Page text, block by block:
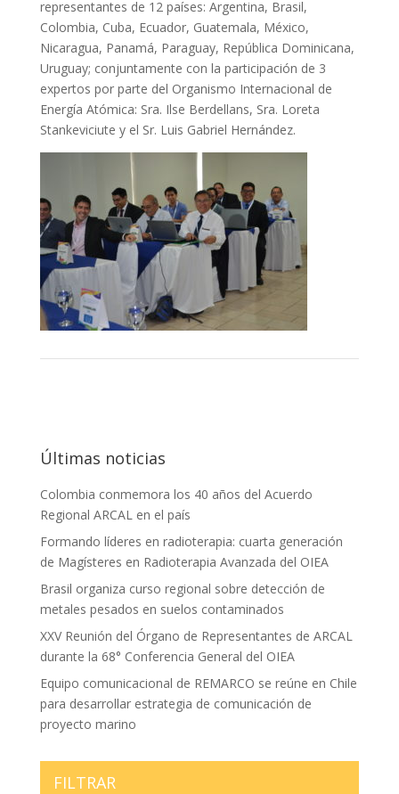
representantes de 12 países: Argentina, Brasil,
Colombia, Cuba, Ecuador, Guatemala, México,
Nicaragua, Panamá, Paraguay, República Dominicana,
Uruguay; conjuntamente con la participación de 3
expertos por parte del Organismo Internacional de
Energía Atómica: Sra. Ilse Berdellans, Sra. Loreta
Stankeviciute y el Sr. Luis Gabriel Hernández.
Últimas noticias
Colombia conmemora los 40 años del Acuerdo
Regional ARCAL en el país
Formando líderes en radioterapia: cuarta generación
de Magísteres en Radioterapia Avanzada del OIEA
Brasil organiza curso regional sobre detección de
metales pesados en suelos contaminados
XXV Reunión del Órgano de Representantes de ARCAL
durante la 68° Conferencia General del OIEA
Equipo comunicacional de REMARCO se reúne en Chile
para desarrollar estrategia de comunicación de
proyecto marino
FILTRAR